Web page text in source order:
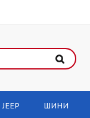
JEEP ШИНИ